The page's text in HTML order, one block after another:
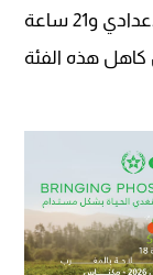
الابتدائي، مقابل 24 ساعة فقط لأساتذة الإعدادي و21 ساعة
كاهل هذه الفئة